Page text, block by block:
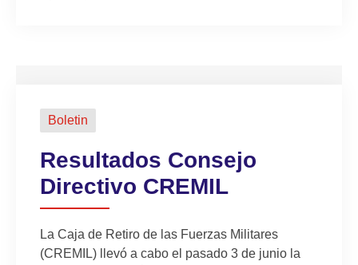
Boletin
Resultados Consejo
Directivo CREMIL
La Caja de Retiro de las Fuerzas Militares
(CREMIL) llevó a cabo el pasado 3 de junio la